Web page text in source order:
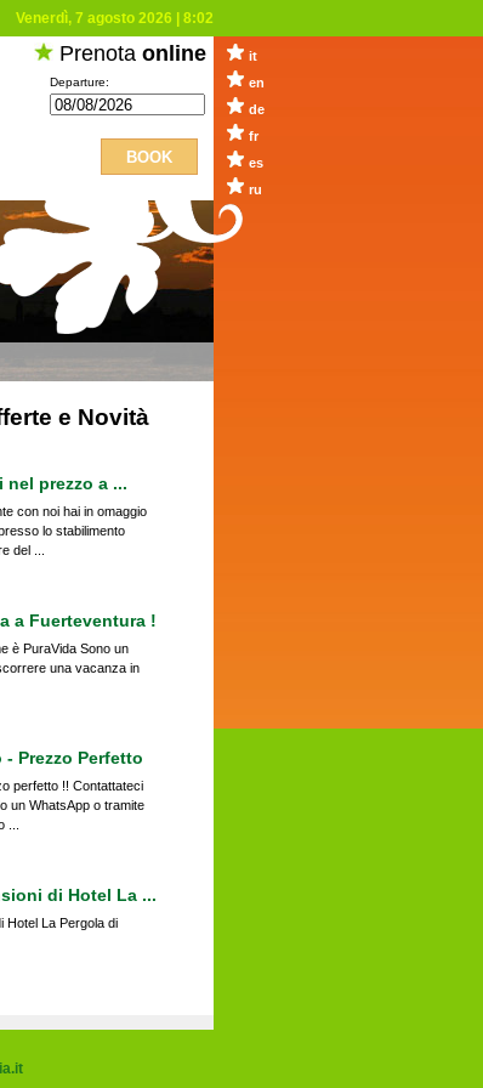
Venerdì, 7 agosto 2026 8:02
Prenota online
Departure:
it
en
de
fr
es
ru
e Novità
prezzo a ...
con noi hai in omaggio
lo stabilimento
del ...
a Fuerteventura !
è PuraVida Sono un
una vacanza in
Prezzo Perfetto
perfetto !! Contattateci
un WhatsApp o tramite
di Hotel La ...
Hotel La Pergola di
prezzo a ...
con noi hai in omaggio
lo stabilimento